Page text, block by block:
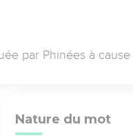
par Phinées à
Nature du mot